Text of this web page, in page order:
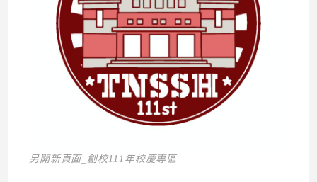
另開新頁面_創校111年校慶專區